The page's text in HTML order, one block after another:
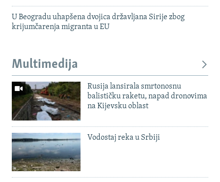
U Beogradu uhapšena dvojica državljana Sirije zbog
krijumčarenja migranta u EU
Multimedija
Rusija lansirala smrtonosnu
balističku raketu, napad dronovima
na Kijevsku oblast
Vodostaj reka u Srbiji